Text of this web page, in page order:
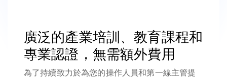
廣泛的產業培訓、教育課程和
專業認證，無需額外費用
為了持續致力於為您的操作人員和第一線主管提